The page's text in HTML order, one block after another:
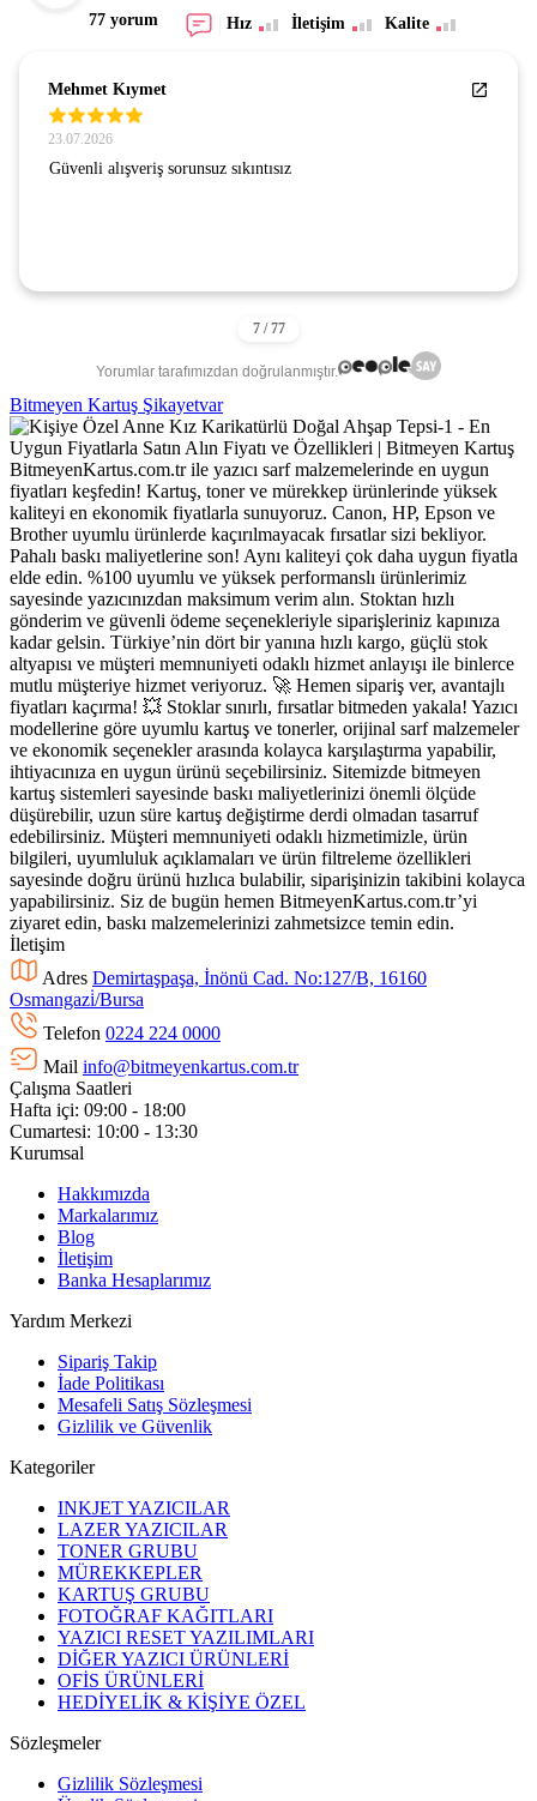
77 yorum Hız İletişim Kalite
Mehmet Kıymet
23.07.2026
Güvenli alışveriş sorunsuz sıkıntısız
Yorumlar tarafımızdan doğrulanmıştır.
Bitmeyen Kartuş Şikayetvar
BitmeyenKartus.com.tr ile yazıcı sarf malzemelerinde en uygun
fiyatları keşfedin! Kartuş, toner ve mürekkep ürünlerinde yüksek
kaliteyi en ekonomik fiyatlarla sunuyoruz. Canon, HP, Epson ve
Brother uyumlu ürünlerde kaçırılmayacak fırsatlar sizi bekliyor.
Pahalı baskı maliyetlerine son! Aynı kaliteyi çok daha uygun fiyatla
elde edin. %100 uyumlu ve yüksek performanslı ürünlerimiz
sayesinde yazıcınızdan maksimum verim alın. Stoktan hızlı
gönderim ve güvenli ödeme seçenekleriyle siparişleriniz kapınıza
kadar gelsin. Türkiye’nin dört bir yanına hızlı kargo, güçlü stok
altyapısı ve müşteri memnuniyeti odaklı hizmet anlayışı ile binlerce
mutlu müşteriye hizmet veriyoruz. 🚀 Hemen sipariş ver, avantajlı
fiyatları kaçırma! 💥 Stoklar sınırlı, fırsatlar bitmeden yakala! Yazıcı
modellerine göre uyumlu kartuş ve tonerler, orijinal sarf malzemeler
ve ekonomik seçenekler arasında kolayca karşılaştırma yapabilir,
ihtiyacınıza en uygun ürünü seçebilirsiniz. Sitemizde bitmeyen
kartuş sistemleri sayesinde baskı maliyetlerinizi önemli ölçüde
düşürebilir, uzun süre kartuş değiştirme derdi olmadan tasarruf
edebilirsiniz. Müşteri memnuniyeti odaklı hizmetimizle, ürün
bilgileri, uyumluluk açıklamaları ve ürün filtreleme özellikleri
sayesinde doğru ürünü hızlıca bulabilir, siparişinizin takibini kolayca
yapabilirsiniz. Siz de bugün hemen BitmeyenKartus.com.tr’yi
ziyaret edin, baskı malzemelerinizi zahmetsizce temin edin.
İletişim
Adres Demirtaşpaşa, İnönü Cad. No:127/B, 16160
Osmangazi̇/Bursa
Telefon 0224 224 0000
Mail info@bitmeyenkartus.com.tr
Çalışma Saatleri
Hafta içi: 09:00 - 18:00
Cumartesi: 10:00 - 13:30
Kurumsal
Hakkımızda
Markalarımız
Blog
İletişim
Banka Hesaplarımız
Yardım Merkezi
Sipariş Takip
İade Politikası
Mesafeli Satış Sözleşmesi
Gizlilik ve Güvenlik
Kategoriler
INKJET YAZICILAR
LAZER YAZICILAR
TONER GRUBU
MÜREKKEPLER
KARTUŞ GRUBU
FOTOĞRAF KAĞITLARI
YAZICI RESET YAZILIMLARI
DİĞER YAZICI ÜRÜNLERİ
OFİS ÜRÜNLERİ
HEDİYELİK & KİŞİYE ÖZEL
Sözleşmeler
Gizlilik Sözleşmesi